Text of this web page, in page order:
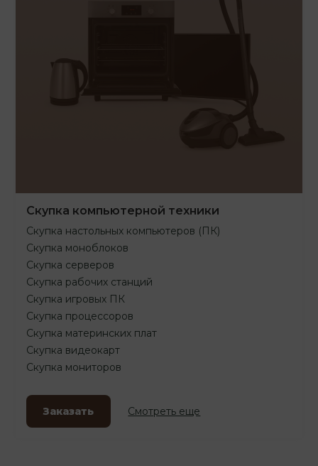
Скупка компьютерной техники
Скупка настольных компьютеров (ПК)
Скупка моноблоков
Скупка серверов
Скупка рабочих станций
Скупка игровых ПК
Скупка процессоров
Скупка материнских плат
Скупка видеокарт
Скупка мониторов
Заказать Смотреть еще